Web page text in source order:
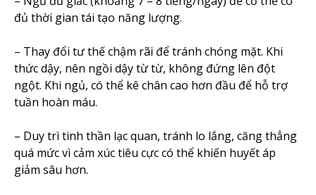
đủ thời gian tái tạo năng lượng.
– Thay đổi tư thế chậm rãi để tránh chóng mặt. Khi
thức dậy, nên ngồi dậy từ từ, không đứng lên đột
ngột. Khi ngủ, có thể kê chân cao hơn đầu để hỗ trợ
tuần hoàn máu.
– Duy trì tinh thần lạc quan, tránh lo lắng, căng thẳng
quá mức vì cảm xúc tiêu cực có thể khiến huyết áp
giảm sâu hơn.